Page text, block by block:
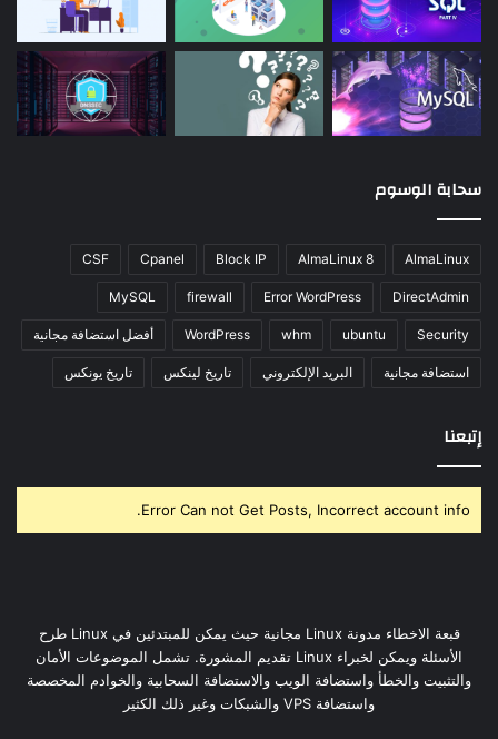
سحابة الوسوم
AlmaLinux
AlmaLinux 8
Block IP
Cpanel
CSF
DirectAdmin
Error WordPress
firewall
MySQL
Security
ubuntu
whm
WordPress أفضل استضافة مجانية
استضافة مجانية البريد الإلكتروني تاريخ لينكس تاريخ يونكس
إتبعنا
Error Can not Get Posts, Incorrect account info.
قبعة الاخطاء مدونة Linux مجانية حيث يمكن للمبتدئين في Linux طرح
الأسئلة ويمكن لخبراء Linux تقديم المشورة. تشمل الموضوعات الأمان
والتثبيت والخطأ واستضافة الويب والاستضافة السحابية والخوادم المخصصة
واستضافة VPS والشبكات وغير ذلك الكثير